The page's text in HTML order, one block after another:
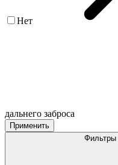
Нет
дальнего заброса
Применить
Фильтры